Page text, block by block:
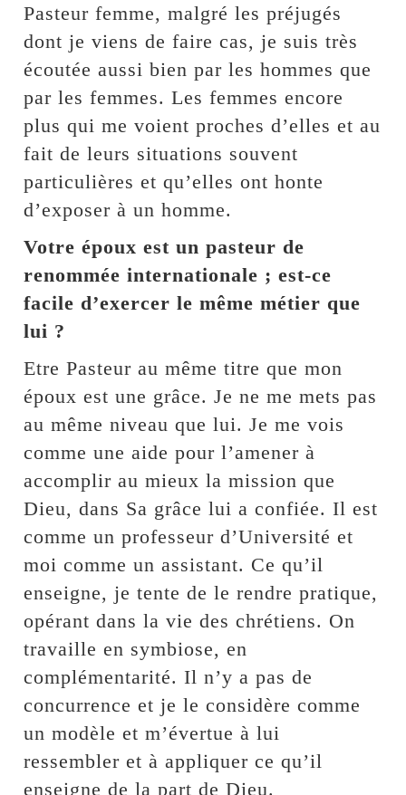
Pasteur femme, malgré les préjugés
dont je viens de faire cas, je suis très
écoutée aussi bien par les hommes que
par les femmes. Les femmes encore
plus qui me voient proches d’elles et au
fait de leurs situations souvent
particulières et qu’elles ont honte
d’exposer à un homme.
Votre époux est un pasteur de
renommée internationale ; est-ce
facile d’exercer le même métier que
lui ?
Etre Pasteur au même titre que mon
époux est une grâce. Je ne me mets pas
au même niveau que lui. Je me vois
comme une aide pour l’amener à
accomplir au mieux la mission que
Dieu, dans Sa grâce lui a confiée. Il est
comme un professeur d’Université et
moi comme un assistant. Ce qu’il
enseigne, je tente de le rendre pratique,
opérant dans la vie des chrétiens. On
travaille en symbiose, en
complémentarité. Il n’y a pas de
concurrence et je le considère comme
un modèle et m’évertue à lui
ressembler et à appliquer ce qu’il
enseigne de la part de Dieu.